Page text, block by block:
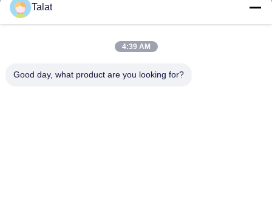
Produk
Tentang Kita
Kontrol Kualitas
Talat
4:39 AM
Good day, what product are you looking for?